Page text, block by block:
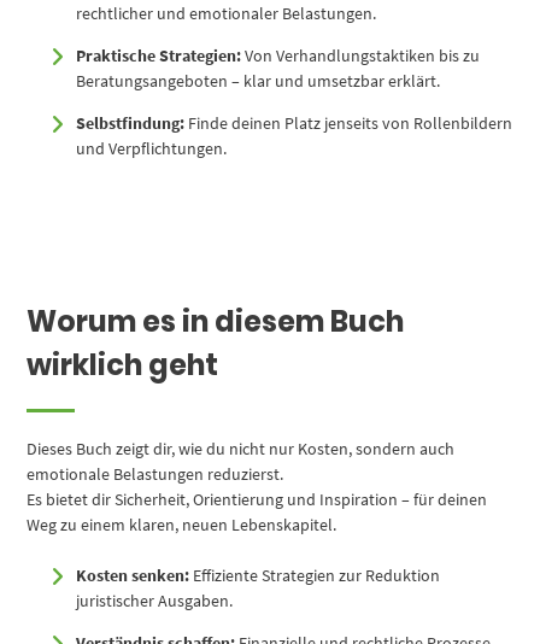
rechtlicher und emotionaler Belastungen.
Praktische Strategien:Von Verhandlungstaktiken bis zu
Beratungsangeboten – klar und umsetzbar erklärt.
Selbstfindung: Finde deinen Platz jenseits von Rollenbildern
und Verpflichtungen.
Worum es in diesem Buch
wirklich geht
Dieses Buch zeigt dir, wie du nicht nur Kosten, sondern auch
emotionale Belastungen reduzierst.
Es bietet dir Sicherheit, Orientierung und Inspiration – für deinen
Weg zu einem klaren, neuen Lebenskapitel.
Kosten senken: Effiziente Strategien zur Reduktion
juristischer Ausgaben.